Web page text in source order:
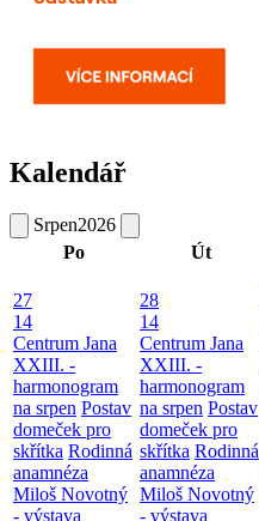
Kalendář
Srpen2026
Po
Út
27
14
Centrum Jana
XXIII. -
harmonogram
na srpen Postav
domeček pro
skřítka Rodinná
anamnéza
Miloš Novotný
- výstava
28
14
Centrum Jana
XXIII. -
harmonogram
na srpen Postav
domeček pro
skřítka Rodinná
anamnéza
Miloš Novotný
- výstava